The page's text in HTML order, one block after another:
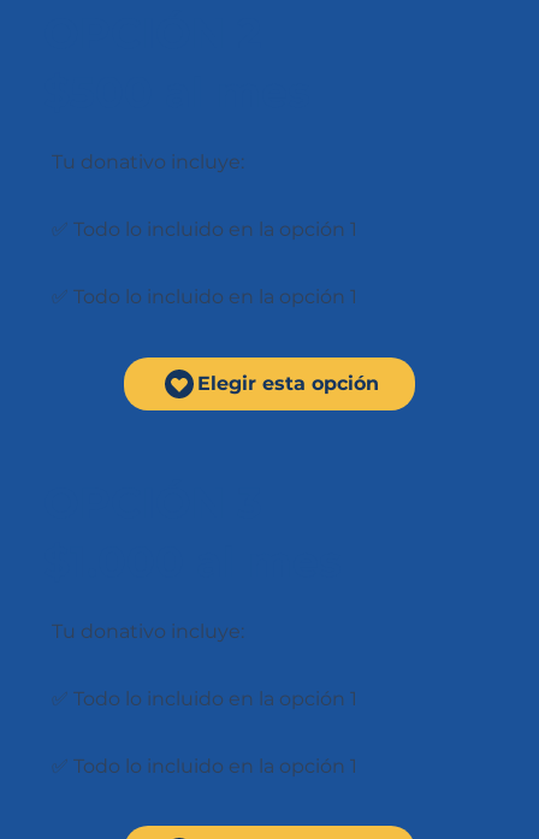
Tu donativo incluye:
✅ Todo lo incluido en la opción 1
✅ Todo lo incluido en la opción 1
Elegir esta opción
Tu donativo incluye:
✅ Todo lo incluido en la opción 1
✅ Todo lo incluido en la opción 1